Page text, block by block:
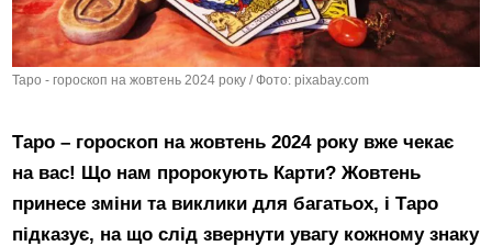
Таро - гороскоп на жовтень 2024 року / Фото: pixabay.com
Таро – гороскоп на жовтень 2024 року вже чекає
на вас! Що нам пророкують Карти? Жовтень
принесе зміни та виклики для багатьох, і Таро
підказує, на що слід звернути увагу кожному знаку